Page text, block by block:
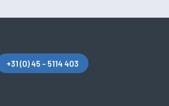
+31 (0) 45 - 5114 403